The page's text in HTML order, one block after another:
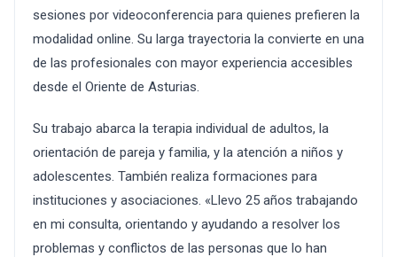
sesiones por videoconferencia para quienes prefieren la
modalidad online. Su larga trayectoria la convierte en una
de las profesionales con mayor experiencia accesibles
desde el Oriente de Asturias.
Su trabajo abarca la terapia individual de adultos, la
orientación de pareja y familia, y la atención a niños y
adolescentes. También realiza formaciones para
instituciones y asociaciones. «Llevo 25 años trabajando
en mi consulta, orientando y ayudando a resolver los
problemas y conflictos de las personas que lo han